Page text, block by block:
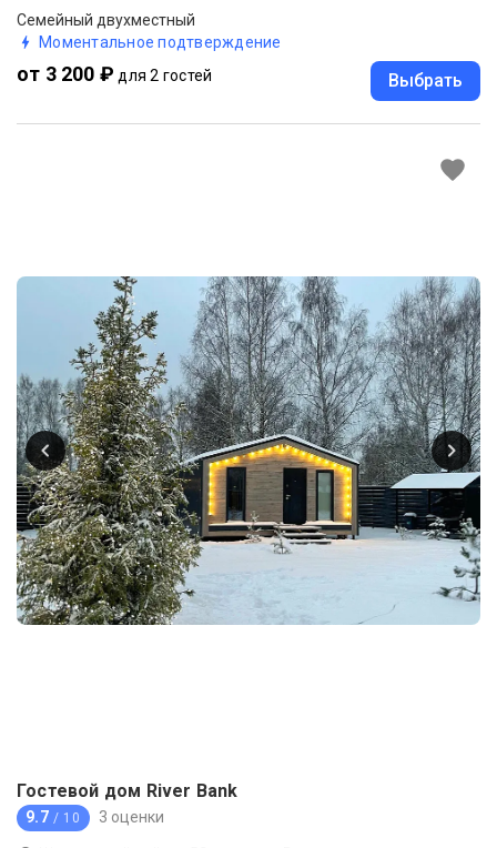
Семейный двухместный
Моментальное подтверждение
от 3 200 ₽ для 2 гостей Выбрать
Гостевой дом River Bank
9.7 / 10 3 оценки